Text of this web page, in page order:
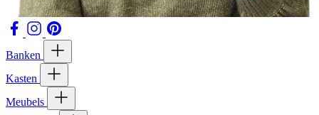
Banken
Kasten
Meubels